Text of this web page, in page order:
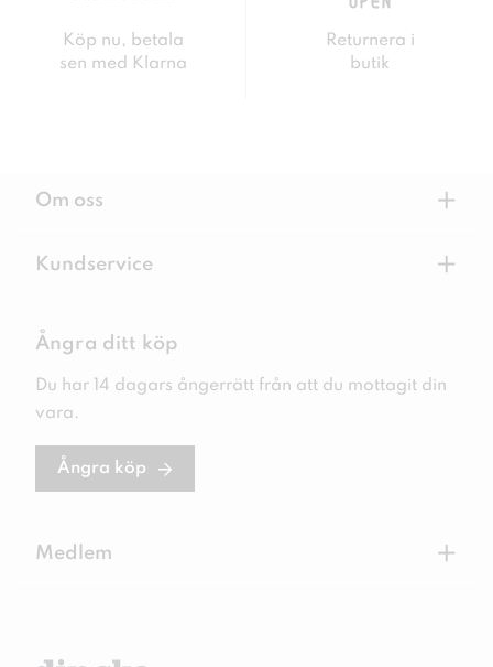
Köp nu, betala
sen med Klarna
Returnera i
butik
Om oss +
Kundservice +
Ångra ditt köp
Du har 14 dagars ångerrätt från att du mottagit din
vara.
Ångra köp
Medlem +